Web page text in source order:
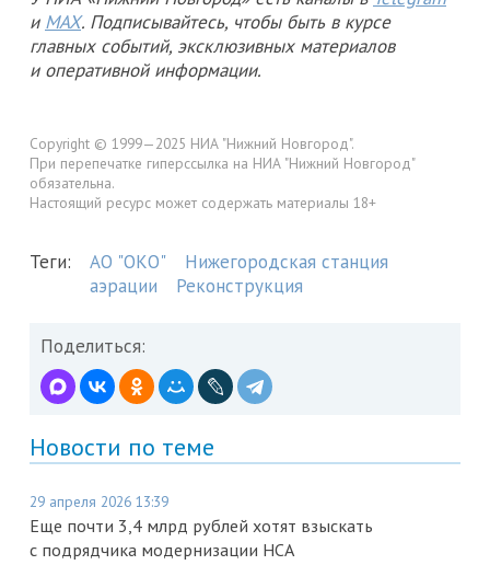
и MAX. Подписывайтесь, чтобы быть в курсе
главных событий, эксклюзивных материалов
и оперативной информации.
Copyright © 1999—2025 НИА "Нижний Новгород".
При перепечатке гиперссылка на НИА "Нижний Новгород"
обязательна.
Настоящий ресурс может содержать материалы 18+
Теги: АО "ОКО"
Нижегородская станция
аэрации
Реконструкция
Поделиться:
Новости по теме
29 апреля 2026 13:39
Еще почти 3,4 млрд рублей хотят взыскать
с подрядчика модернизации НСА